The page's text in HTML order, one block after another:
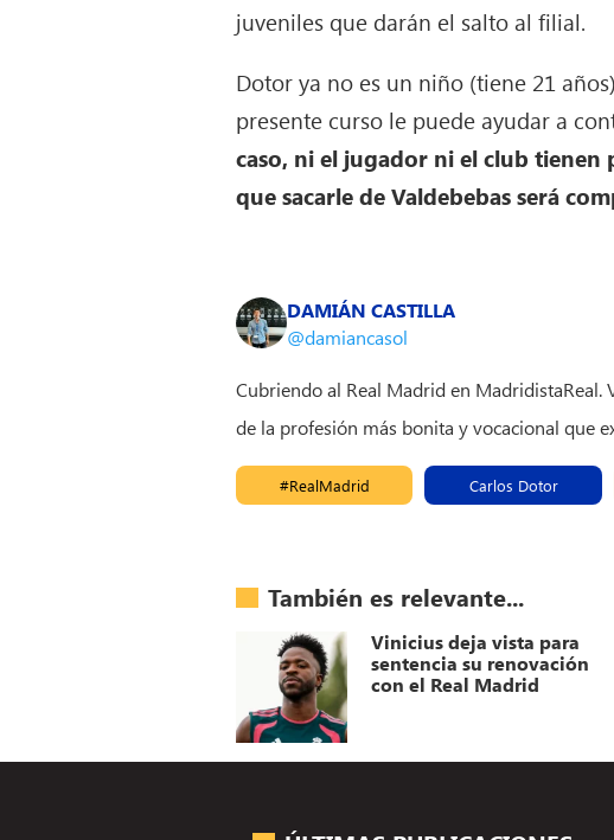
juveniles que darán el salto al filial.
Dotor ya no es un niño (tiene 21
presente curso le puede ayudar a
caso, ni el jugador ni el club
que sacarle de Valdebebas será
DAMIÁN CASTILLA
@damiancasol
Cubriendo al Real Madrid en
de la profesión más bonita y vocacional que
#RealMadrid Carlos Dotor
También es relevante...
Vinicius deja vista para
sentencia su renovación
con el Real Madrid